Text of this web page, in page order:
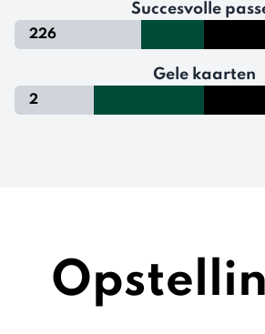
Succesvolle
226
Gele kaarten
2